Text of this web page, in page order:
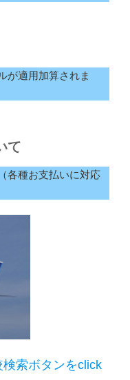
が適用加算されま
て
各種お支払いに対応
検索ボタンをclick